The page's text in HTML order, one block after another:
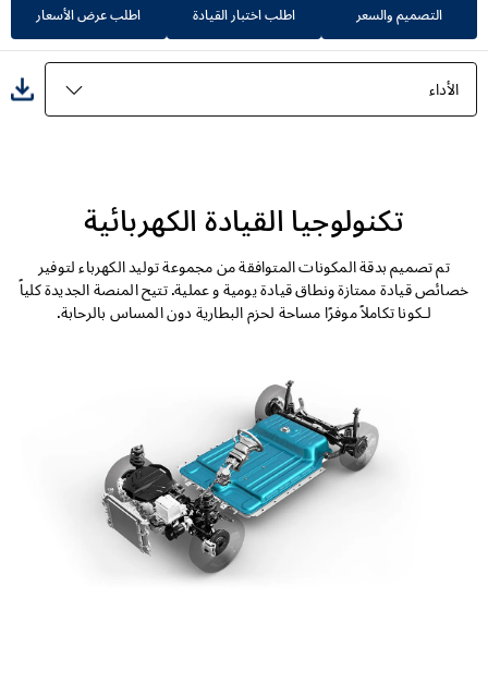
التصميم والسعر اطلب اختبار القيادة اطلب عرض الأسعار
الأداء
التصميم الخارجي
التصميم الداخلي
الأداء
تكنولوجيا القيادة الكهربائية
تم تصميم بدقة المكونات المتوافقة من مجموعة توليد الكهرباء لتوفير
خصائص قيادة ممتازة ونطاق قيادة يومية و عملية. تتيح المنصة الجديدة كلياً
لـكونا تكاملاً موفرًا مساحة لحزم البطارية دون المساس بالرحابة.